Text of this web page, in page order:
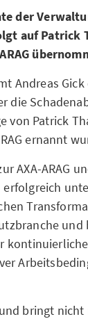
der
auf
Andreas
die
von Patrick
ernannt
AXA-ARAG
bringt